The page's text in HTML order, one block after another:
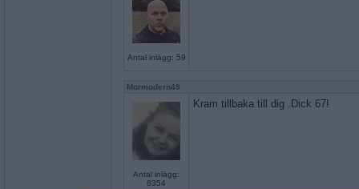
Antal inlägg: 59
Mormodern49
Antal inlägg:
8354
Kram tillbaka till dig .Dick 67!